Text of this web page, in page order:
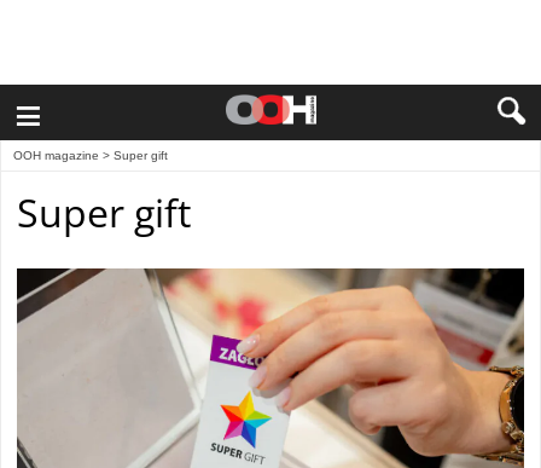
≡
OOH magazine > Super gift
Super gift